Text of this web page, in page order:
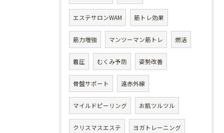
エステサロンWAM 筋トレ効果
筋力増強 マンツーマン筋トレ 燃活
着圧 むくみ予防 姿勢改善
骨盤サポート 遠赤外線
マイルドピーリング お肌ツルツル
クリスマスエステ ヨガトレーニング